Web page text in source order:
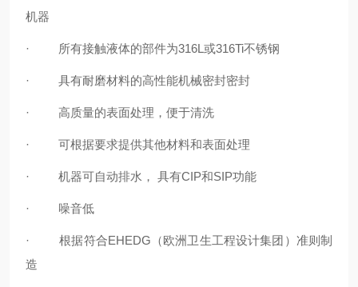
机器
· 所有接触液体的部件为316L或316Ti不锈钢
· 具有耐磨材料的高性能机械密封密封
· 高质量的表面处理，便于清洗
· 可根据要求提供其他材料和表面处理
· 机器可自动排水， 具有CIP和SIP功能
· 噪音低
· 根据符合EHEDG（欧洲卫生工程设计集团）准则制
造